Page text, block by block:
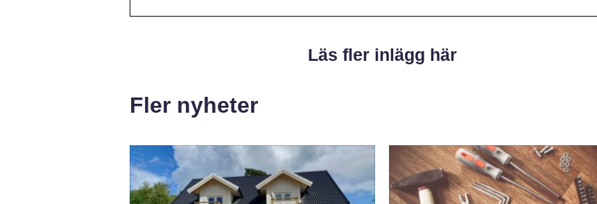
Läs fler inlägg här
Fler nyheter